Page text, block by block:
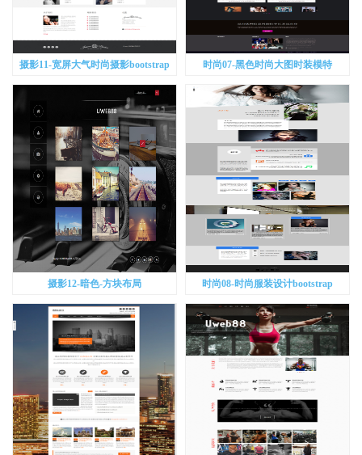
摄影11-宽屏大气时尚摄影bootstrap
时尚07-黑色时尚大图时装模特
bootstrap
摄影12-暗色-方块布局 时尚08-时尚服装设计bootstrap